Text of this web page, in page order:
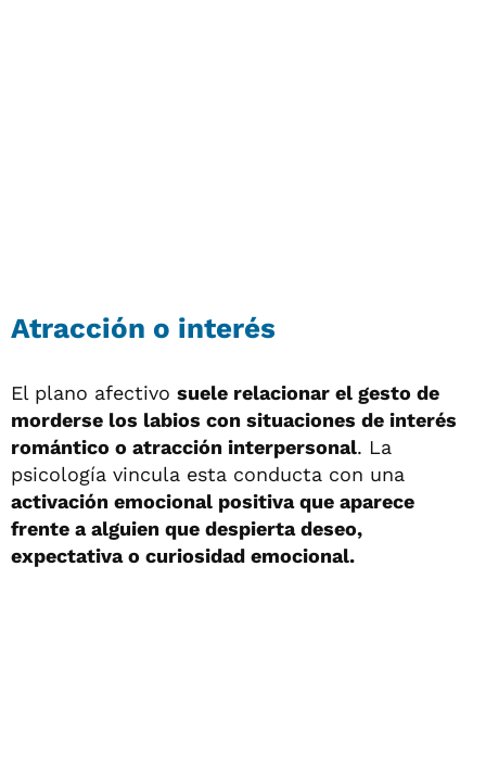
Atracción o interés
El plano afectivo suele relacionar el gesto de
morderse los labios con situaciones de interés
romántico o atracción interpersonal. La
psicología vincula esta conducta con una
activación emocional positiva que aparece
frente a alguien que despierta deseo,
expectativa o curiosidad emocional.